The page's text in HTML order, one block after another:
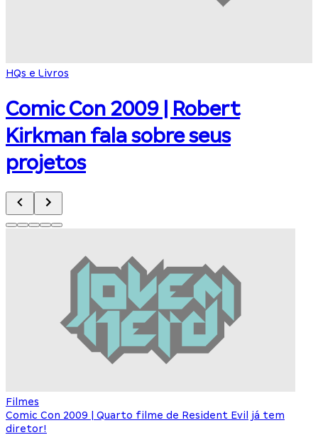
HQs e Livros
Comic Con 2009 | Robert
Kirkman fala sobre seus
projetos
Filmes
Comic Con 2009 | Quarto filme de Resident Evil já tem
diretor!